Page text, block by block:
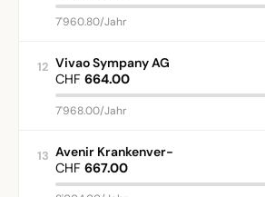
7'960.80/Jahr
12 Vivao Sympany AG
CHF 664.00
7'968.00/Jahr
13 Avenir Krankenver-
CHF 667.00